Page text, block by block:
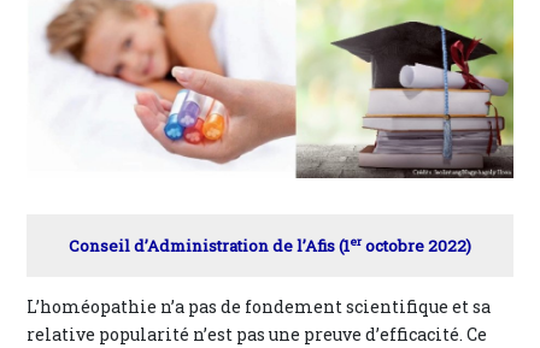
Conseil d’Administration de l’Afis (1eroctobre 2022)
L’homéopathie n’a pas de fondement scientifique et sa
relative popularité n’est pas une preuve d’efficacité. Ce